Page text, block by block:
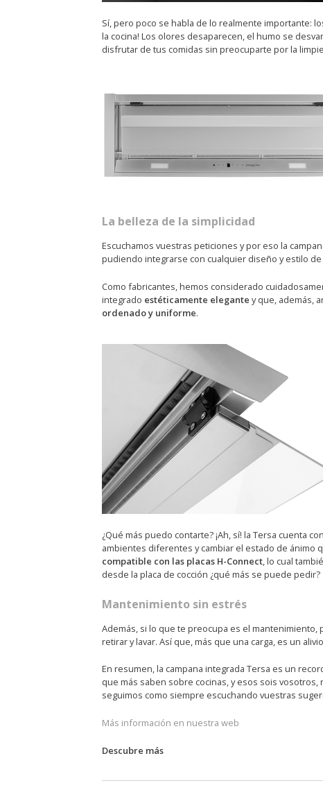
Sí, pero poco se habla de lo realmente importante:
la cocina! Los olores desaparecen, el humo se
disfrutar de tus comidas sin preocuparte por la
La belleza de la simplicidad
Escuchamos vuestras peticiones y por eso la
pudiendo integrarse con cualquier diseño y estilo de
Como fabricantes, hemos considerado
integrado estéticamente elegante y que, además,
ordenado y uniforme.
¿Qué más puedo contarte? ¡Ah, sí! la Tersa cuenta con
ambientes diferentes y cambiar el estado de ánimo
compatible con las placas H-Connect, lo cual
desde la placa de cocción ¿qué más se puede pedir?
Mantenimiento sin estrés
Además, si lo que te preocupa es el
retirar y lavar. Así que, más que una carga, es un
En resumen, la campana integrada Tersa es un
que más saben sobre cocinas, y esos sois
seguimos como siempre escuchando vuestras
Más información en nuestra web
Descubre más